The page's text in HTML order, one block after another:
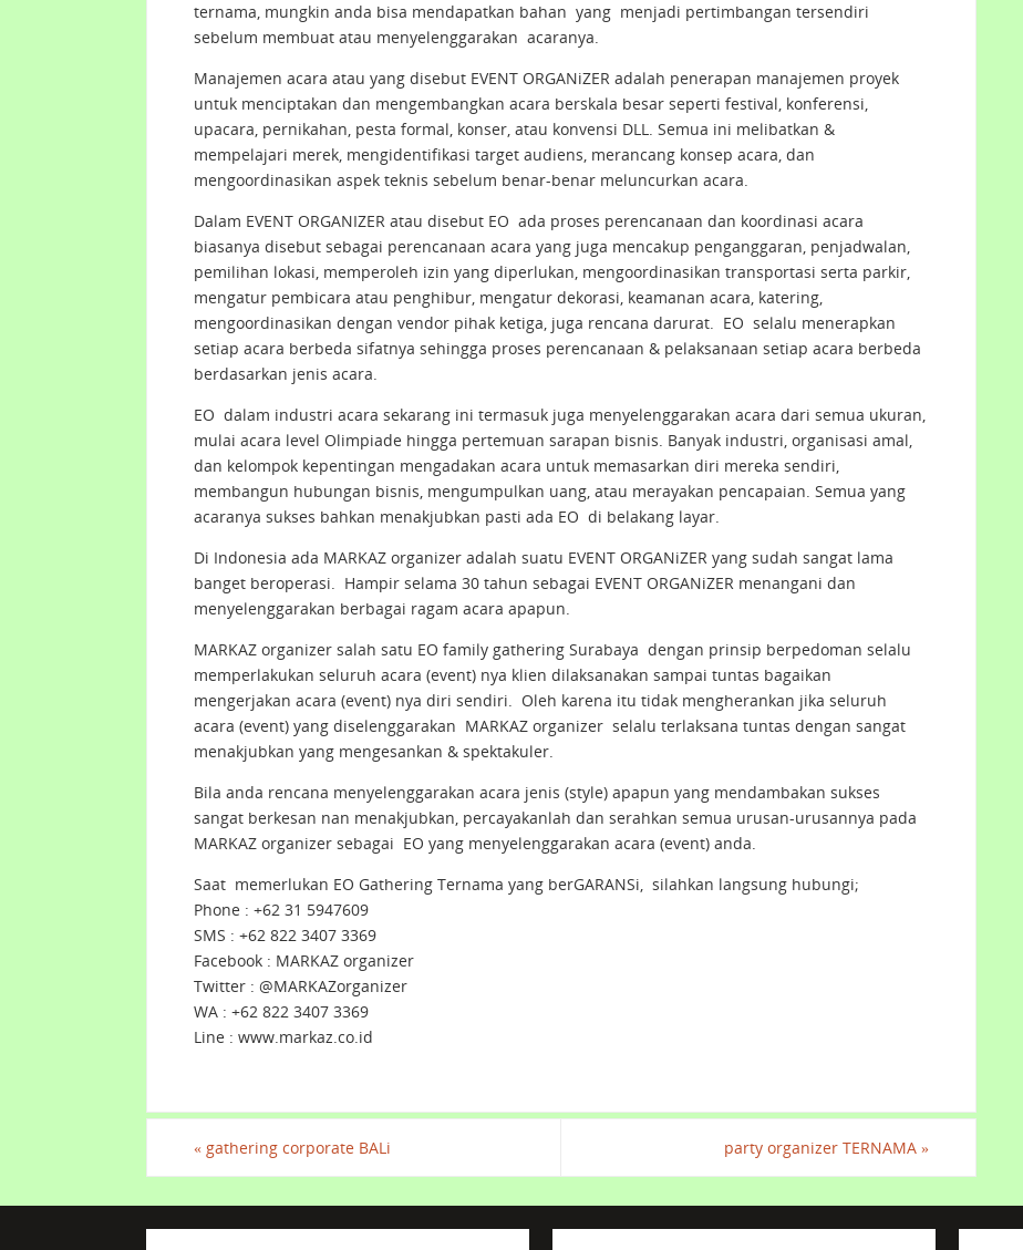
ternama, mungkin anda bisa mendapatkan bahan yang menjadi pertimbangan tersendiri
sebelum membuat atau menyelenggarakan acaranya.
Manajemen acara atau yang disebut EVENT ORGANiZER adalah penerapan manajemen proyek
untuk menciptakan dan mengembangkan acara berskala besar seperti festival, konferensi,
upacara, pernikahan, pesta formal, konser, atau konvensi DLL. Semua ini melibatkan &
mempelajari merek, mengidentifikasi target audiens, merancang konsep acara, dan
mengoordinasikan aspek teknis sebelum benar-benar meluncurkan acara.
Dalam EVENT ORGANIZER atau disebut EO ada proses perencanaan dan koordinasi acara
biasanya disebut sebagai perencanaan acara yang juga mencakup penganggaran, penjadwalan,
pemilihan lokasi, memperoleh izin yang diperlukan, mengoordinasikan transportasi serta parkir,
mengatur pembicara atau penghibur, mengatur dekorasi, keamanan acara, katering,
mengoordinasikan dengan vendor pihak ketiga, juga rencana darurat. EO selalu menerapkan
setiap acara berbeda sifatnya sehingga proses perencanaan & pelaksanaan setiap acara berbeda
berdasarkan jenis acara.
EO dalam industri acara sekarang ini termasuk juga menyelenggarakan acara dari semua ukuran,
mulai acara level Olimpiade hingga pertemuan sarapan bisnis. Banyak industri, organisasi amal,
dan kelompok kepentingan mengadakan acara untuk memasarkan diri mereka sendiri,
membangun hubungan bisnis, mengumpulkan uang, atau merayakan pencapaian. Semua yang
acaranya sukses bahkan menakjubkan pasti ada EO di belakang layar.
Di Indonesia ada MARKAZ organizer adalah suatu EVENT ORGANiZER yang sudah sangat lama
banget beroperasi. Hampir selama 30 tahun sebagai EVENT ORGANiZER menangani dan
menyelenggarakan berbagai ragam acara apapun.
MARKAZ organizer salah satu EO family gathering Surabaya dengan prinsip berpedoman selalu
memperlakukan seluruh acara (event) nya klien dilaksanakan sampai tuntas bagaikan
mengerjakan acara (event) nya diri sendiri. Oleh karena itu tidak mengherankan jika seluruh
acara (event) yang diselenggarakan MARKAZ organizer selalu terlaksana tuntas dengan sangat
menakjubkan yang mengesankan & spektakuler.
Bila anda rencana menyelenggarakan acara jenis (style) apapun yang mendambakan sukses
sangat berkesan nan menakjubkan, percayakanlah dan serahkan semua urusan-urusannya pada
MARKAZ organizer sebagai EO yang menyelenggarakan acara (event) anda.
Saat memerlukan EO Gathering Ternama yang berGARANSi, silahkan langsung hubungi;
Phone : +62 31 5947609
SMS : +62 822 3407 3369
Facebook : MARKAZ organizer
Twitter : @MARKAZorganizer
WA : +62 822 3407 3369
Line : www.markaz.co.id
« gathering corporate BALi party organizer TERNAMA »